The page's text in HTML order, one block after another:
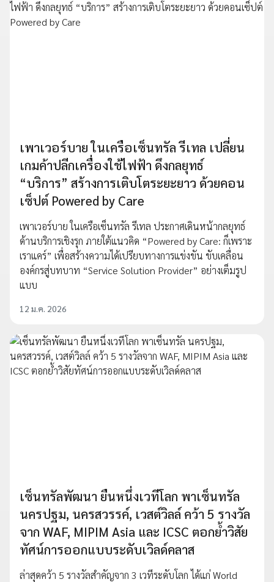
เพาเวอร์บาย ในเครือเซ็นทรัล รีเทล เปลี่ยน
เกมค้าปลีกเครื่องใช้ไฟฟ้า ดึงกลยุทธ์
“บริการ” สร้างการเติบโตระยะยาว ด้วยคอน
เซ็ปต์ Powered by Care
เพาเวอร์บาย ในเครือเซ็นทรัล รีเทล ประกาศเดินหน้ากลยุทธ์
ด้านบริการเชิงรุก ภายใต้แนวคิด “Powered by Care: ก็เพราะ
เราแคร์” เพื่อสร้างความได้เปรียบทางการแข่งขัน ขับเคลื่อน
องค์กรสู่บทบาท “Service Solution Provider” อย่างเต็มรูป
แบบ
12 ม.ค. 2026
เซ็นทรัลพัฒนา ยืนหนึ่งเวทีโลก พาเซ็นทรัล
นครปฐม, นครสวรรค์, เวสต์วิลล์ คว้า 5 รางวัล
จาก WAF, MIPIM Asia และ ICSC ตอกย้ำวิสัย
ทัศน์การออกแบบระดับเวิลด์คลาส
ล่าสุดคว้า 5 รางวัลสำคัญจาก 3 เวทีระดับโลก ได้แก่ World